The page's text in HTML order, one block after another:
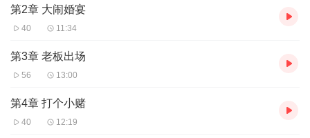
第2章 大闹婚宴
40 11:34
第3章 老板出场
56 13:00
第4章 打个小赌
40 12:19